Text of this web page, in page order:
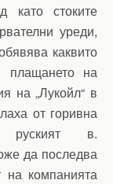
като стоките
уреди,
каквито
плащането на
на „Лукойл“ в
от горивна
в.
да последва
на компанията